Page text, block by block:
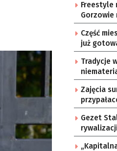
Freestyle
Gorzowie
Część
już
Tradycje
Zajęcia
Gezet